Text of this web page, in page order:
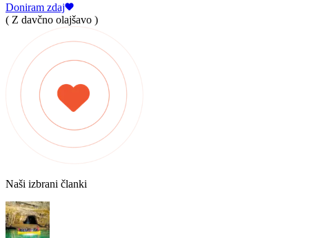
Doniram zdaj
( Z davčno olajšavo )
Naši izbrani članki